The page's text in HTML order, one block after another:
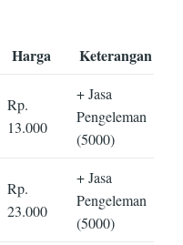
Harga Keterangan
Rp.
13.000
+ Jasa
Pengeleman
(5000)
Rp.
23.000
+ Jasa
Pengeleman
(5000)